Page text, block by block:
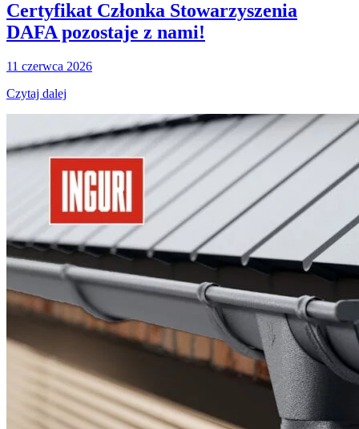
Certyfikat Członka Stowarzyszenia
DAFA pozostaje z nami!
11 czerwca 2026
Czytaj dalej